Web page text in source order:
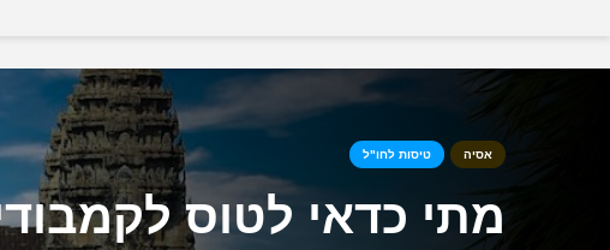
אסיה טיסות לחו"ל
מתי כדאי לטוס